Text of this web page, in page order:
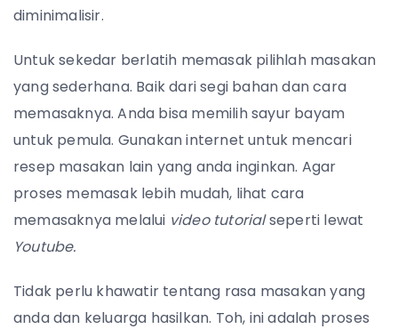
diminimalisir.
Untuk sekedar berlatih memasak pilihlah masakan
yang sederhana. Baik dari segi bahan dan cara
memasaknya. Anda bisa memilih sayur bayam
untuk pemula. Gunakan internet untuk mencari
resep masakan lain yang anda inginkan. Agar
proses memasak lebih mudah, lihat cara
memasaknya melalui video tutorialseperti lewat
Youtube.
Tidak perlu khawatir tentang rasa masakan yang
anda dan keluarga hasilkan. Toh, ini adalah proses